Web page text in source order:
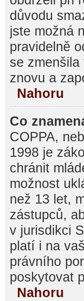
důvodu
jste možná
pravidelně
se
znovu a
Nahoru
Co
COPPA,
1998 je
chránit
možnost
než 13 let,
zástupců,
v jurisdikci
platí i na
právního
poskytovat
Nahoru